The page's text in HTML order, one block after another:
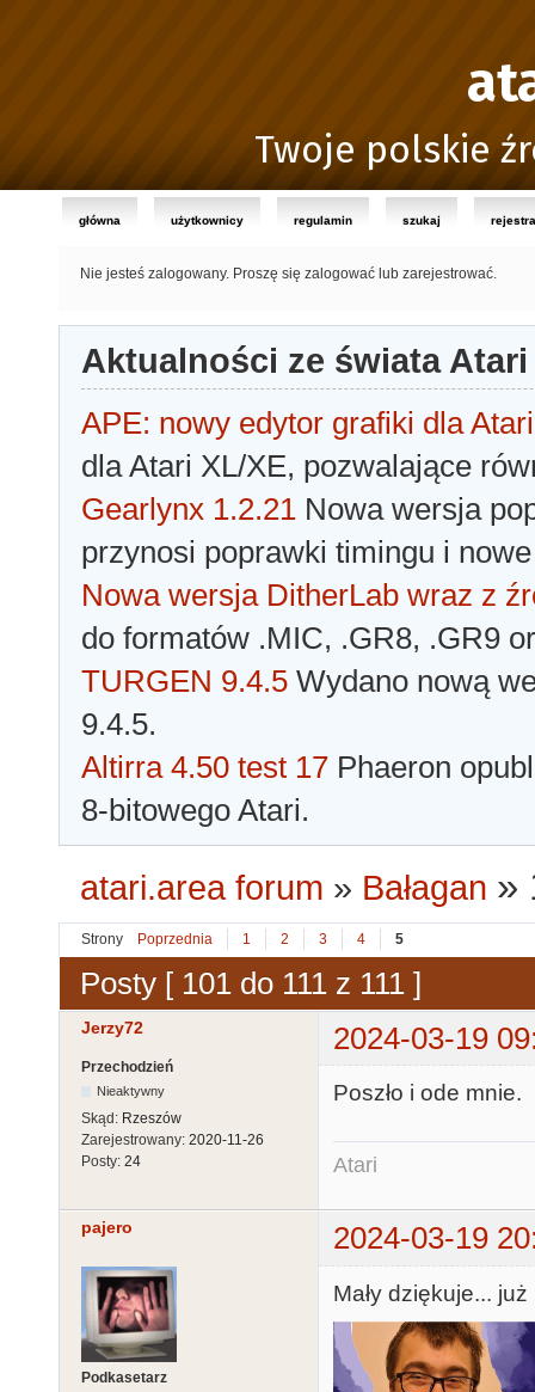
Twoje polskie
główna użytkownicy regulamin szukaj
Nie jesteś zalogowany. Proszę się zalogować lub zarejestrować.
Aktualności ze świata Atari
APE: nowy edytor grafiki dla Atari
dla Atari XL/XE, pozwalające
Gearlynx 1.2.21 Nowa wersja
przynosi poprawki timingu i
Nowa wersja DitherLab wraz z
do formatów .MIC, .GR8, .GR9
TURGEN 9.4.5 Wydano nową
9.4.5.
Altirra 4.50 test 17 Phaeron
8-bitowego Atari.
atari.area forum » Bałagan »
Strony Poprzednia 1 2 3 4 5
Posty [ 101 do 111 z 111 ]
Jerzy72 2024-03-19
Przechodzień
Nieaktywny
Skąd: Rzeszów
Zarejestrowany: 2020-11-26
Posty: 24
Poszło i ode mnie.
Atari
pajero 2024-03-19
Podkasetarz
Mały dziękuje...